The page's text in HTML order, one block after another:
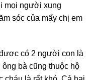
mọi người xung
sóc của mấy chị em
có 2 người con là
bà cũng thuộc hộ